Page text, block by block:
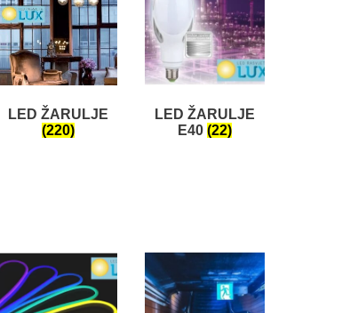
LED ŽARULJE
(220)
LED ŽARULJE
E40 (22)